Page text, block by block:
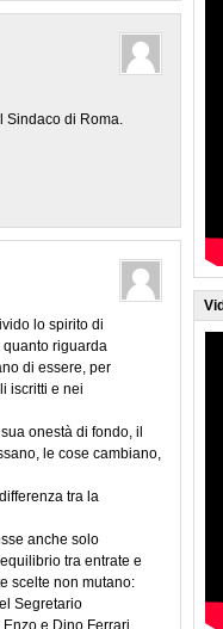
Sindaco di Roma.
lo spirito di
quanto riguarda
di essere, per
iscritti e nei
onestà di fondo, il
le cose cambiano,
tra la
anche solo
tra entrate e
scelte non mutano:
Segretario
e Dino Ferrari.